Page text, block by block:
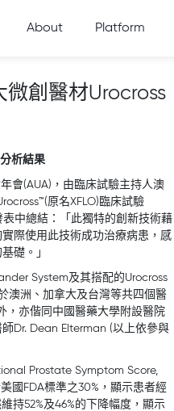
About Platform
創醫材Urocross
析結果
會(AUA)，由臨床試驗主持人澳
原名XFLO)臨床試驗
表中總結：「此獨特的創新技術藉
際使用此技術成功治療病患，感
礎。」
System及其搭配的Urocross
澳洲、加拿大及台灣等共四個醫
，亦偕同中國醫藥大學附設醫院
Dr. Dean Elterman (以上依參與
Prostate Symptom Score,
國FDA標準之30%，顯示患者經
持52%及46%的下降幅度，顯示